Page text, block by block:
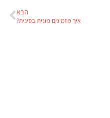
הבא
איך מזמינים מונית בסינית?